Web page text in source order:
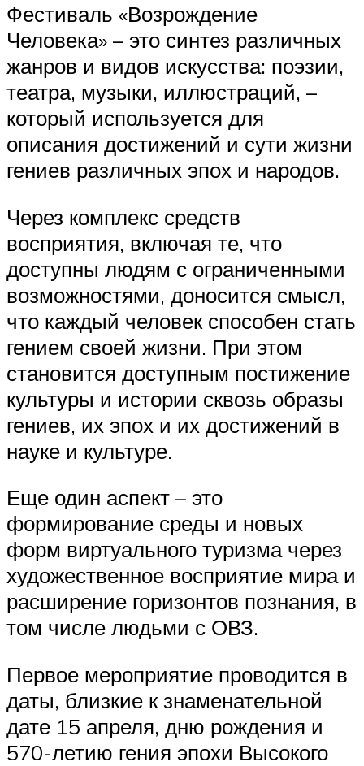
Фестиваль «Возрождение
Человека» – это синтез различных
жанров и видов искусства: поэзии,
театра, музыки, иллюстраций, –
который используется для
описания достижений и сути жизни
гениев различных эпох и народов.
Через комплекс средств
восприятия, включая те, что
доступны людям с ограниченными
возможностями, доносится смысл,
что каждый человек способен стать
гением своей жизни. При этом
становится доступным постижение
культуры и истории сквозь образы
гениев, их эпох и их достижений в
науке и культуре.
Еще один аспект – это
формирование среды и новых
форм виртуального туризма через
художественное восприятие мира и
расширение горизонтов познания, в
том числе людьми с ОВЗ.
Первое мероприятие проводится в
даты, близкие к знаменательной
дате 15 апреля, дню рождения и
570-летию гения эпохи Высокого